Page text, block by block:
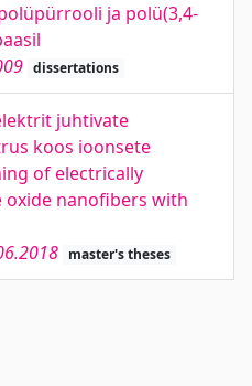
ja polü(3,4-
dissertations
juhtivate
koos ioonsete
of electrically
oxide nanofibers with
master's theses